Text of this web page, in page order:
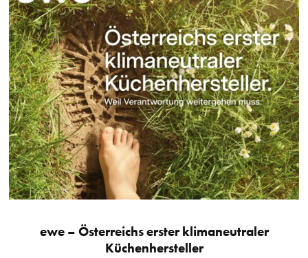
ewe – Österreichs erster klimaneutraler
Küchenhersteller